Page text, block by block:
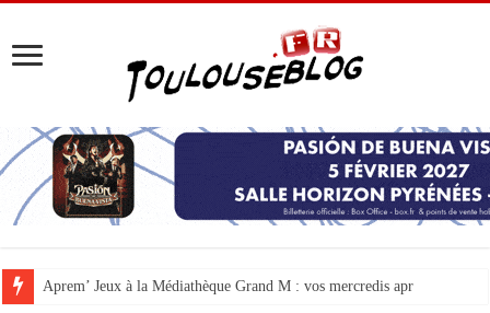
Aprem’ Jeux à la Médiathèque Grand M : vos mercredis après-mi